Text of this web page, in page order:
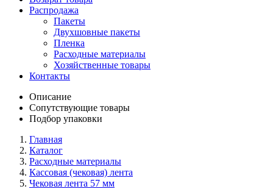
Распродажа
Пакеты
Двухшовные пакеты
Пленка
Расходные материалы
Хозяйственные товары
Контакты
Описание
Сопутствующие товары
Подбор упаковки
Главная
Каталог
Расходные материалы
Кассовая (чековая) лента
Чековая лента 57 мм